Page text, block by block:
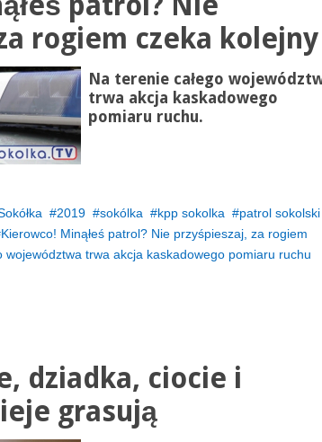
rogiem czeka kolejny
Na terenie całego
trwa akcja kaskadowego
pomiaru ruchu.
2019 sokólka kpp sokolka
patrol sokolski
Kierowco! Minąłeś patrol? Nie przyśpieszaj, za rogiem
województwa trwa akcja kaskadowego pomiaru ruchu
dziadka, ciocie i
grasują